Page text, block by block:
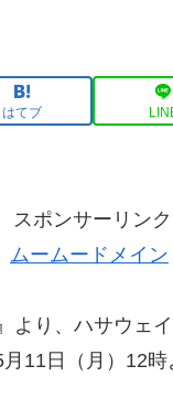
はてブ
スポンサーリンク
ムームードメイン
より、ハサウェ
11日（月）12